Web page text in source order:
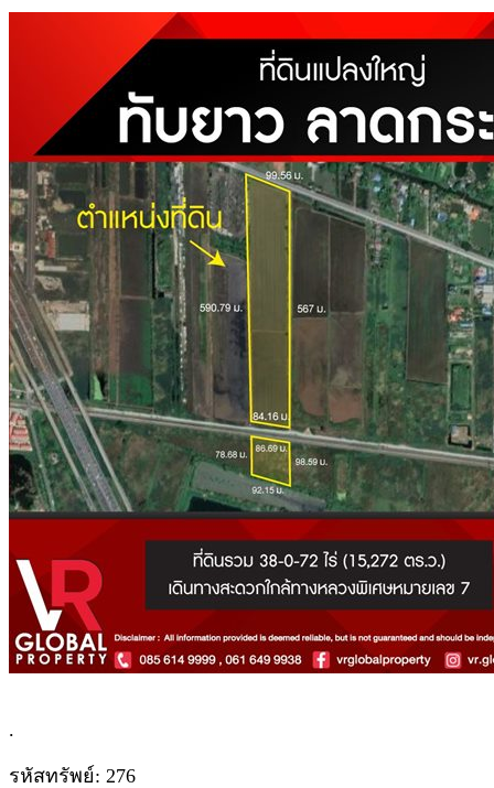
.
รหัสทรัพย์: 276